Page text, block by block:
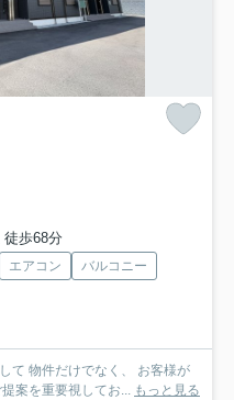
徒歩68分
エアコン
バルコニー
て 物件だけでなく、 お客様が
案を重要視してお... もっと見る